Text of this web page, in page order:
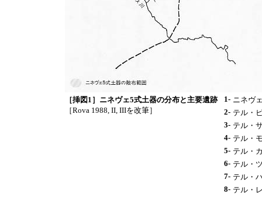
［挿図1］ニネヴェ5式土器の分布と主要遺跡
［Rova 1988, II, IIIを改筆］
1- ニネヴ
2- テル・
3- テル・
4- テル・
5- テル・
6- テル・
7- テル・
8- テル・